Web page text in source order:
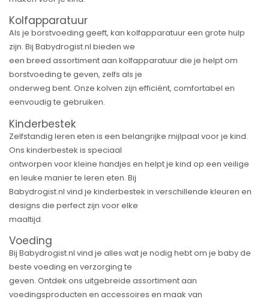
Kolfapparatuur
Als je borstvoeding geeft, kan kolfapparatuur een grote hulp
zijn. Bij Babydrogist.nl bieden we
een breed assortiment aan kolfapparatuur die je helpt om
borstvoeding te geven, zelfs als je
onderweg bent. Onze kolven zijn efficiënt, comfortabel en
eenvoudig te gebruiken.
Kinderbestek
Zelfstandig leren eten is een belangrijke mijlpaal voor je kind.
Ons kinderbestek is speciaal
ontworpen voor kleine handjes en helpt je kind op een veilige
en leuke manier te leren eten. Bij
Babydrogist.nl vind je kinderbestek in verschillende kleuren en
designs die perfect zijn voor elke
maaltijd.
Voeding
Bij Babydrogist.nl vind je alles wat je nodig hebt om je baby de
beste voeding en verzorging te
geven. Ontdek ons uitgebreide assortiment aan
voedingsproducten en accessoires en maak van